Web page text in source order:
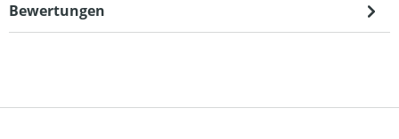
Bewertungen